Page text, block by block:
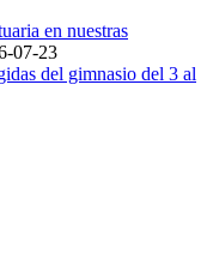
en nuestras
07-23
del gimnasio del 3 al